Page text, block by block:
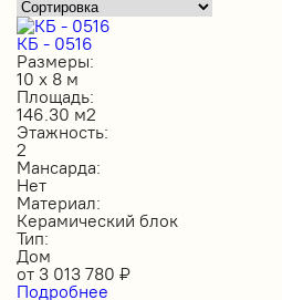
КБ - 0516
Размеры:
10 х 8 м
Площадь:
146.30 м2
Этажность:
2
Мансарда:
Нет
Материал:
Керамический блок
Тип:
Дом
от 3 013 780 ₽
Подробнее